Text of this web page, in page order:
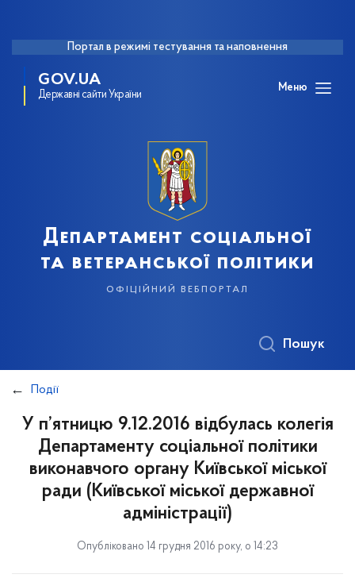
Портал в режимі тестування та наповнення
GOV.UA
Державні сайти України
Меню
Департамент соціальної
та ветеранської політики
офіційний вебпортал
Пошук
Події
У п’ятницю 9.12.2016 відбулась колегія
Департаменту соціальної політики
виконавчого органу Київської міської
ради (Київської міської державної
адміністрації)
Опубліковано 14 грудня 2016 року, о 14:23